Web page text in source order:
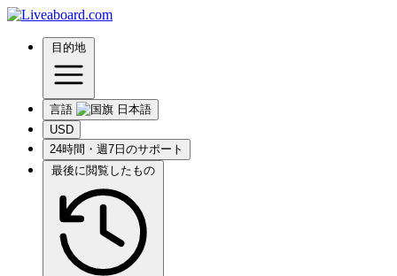
目的地
言語
USD
24時間・週7日のサポート
最後に閲覧したもの